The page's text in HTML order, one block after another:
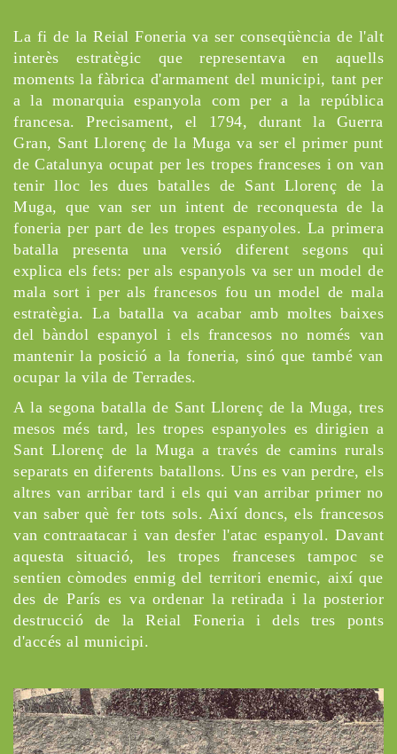
La fi de la Reial Foneria va ser conseqüència de l'alt
interès estratègic que representava en aquells
moments la fàbrica d'armament del municipi, tant per
a la monarquia espanyola com per a la república
francesa. Precisament, el 1794, durant la Guerra
Gran, Sant Llorenç de la Muga va ser el primer punt
de Catalunya ocupat per les tropes franceses i on van
tenir lloc les dues batalles de Sant Llorenç de la
Muga, que van ser un intent de reconquesta de la
foneria per part de les tropes espanyoles. La primera
batalla presenta una versió diferent segons qui
explica els fets: per als espanyols va ser un model de
mala sort i per als francesos fou un model de mala
estratègia. La batalla va acabar amb moltes baixes
del bàndol espanyol i els francesos no només van
mantenir la posició a la foneria, sinó que també van
ocupar la vila de Terrades.
A la segona batalla de Sant Llorenç de la Muga, tres
mesos més tard, les tropes espanyoles es dirigien a
Sant Llorenç de la Muga a través de camins rurals
separats en diferents batallons. Uns es van perdre, els
altres van arribar tard i els qui van arribar primer no
van saber què fer tots sols. Així doncs, els francesos
van contraatacar i van desfer l'atac espanyol. Davant
aquesta situació, les tropes franceses tampoc se
sentien còmodes enmig del territori enemic, així que
des de París es va ordenar la retirada i la posterior
destrucció de la Reial Foneria i dels tres ponts
d'accés al municipi.